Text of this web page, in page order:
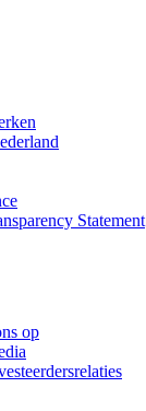
Statement
op